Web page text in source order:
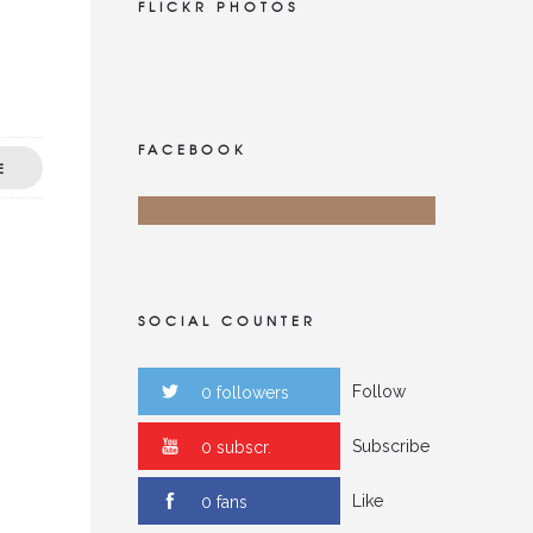
FLICKR PHOTOS
FACEBOOK
SOCIAL COUNTER
0 followers Follow
0 subscr. Subscribe
0 fans Like